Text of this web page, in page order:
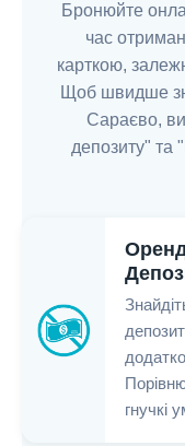
Бронюйте
час
карткою,
Щоб швидше
Сараєво,
депозиту" та
гнучкі